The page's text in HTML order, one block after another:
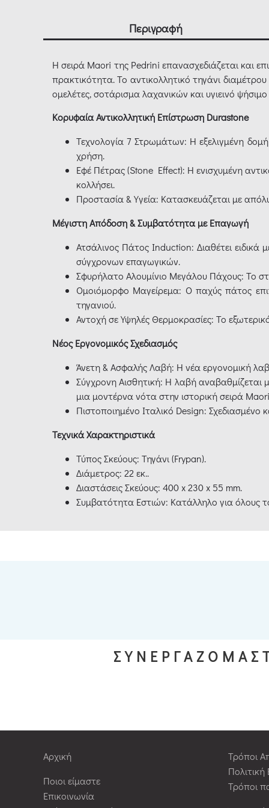
Περιγραφή
Η σειρά Maori της Pedrini επανασχεδιάζεται και
πρακτικότητα. Το αντικολλητικό τηγάνι
ομελέτες, σοτάρισμα λαχανικών και υγιεινό
Κορυφαία Αντικολλητική Επίστρωση Durastone
Τεχνολογία 7 Στρωμάτων: Η εξελιγμένη
χρήση.
Εφέ Πέτρας (Stone Effect): Η ενισχυμένη
κολλήσει.
Προστασία & Υγεία: Κατασκευάζεται με
Μέγιστη Απόδοση & Συμβατότητα με Επαγωγή
Ατσάλινος Πάτος Induction: Διαθέτει
σύγχρονων επαγωγικών.
Σφυρήλατο Αλουμίνιο Μεγάλου Πάχους: Το
Ομοιόμορφο Μαγείρεμα: Ο παχύς πάτος
τηγανιού.
Αντοχή σε Υψηλές Θερμοκρασίες: Το
Νέος Εργονομικός Σχεδιασμός
Άνετη & Ασφαλής Λαβή: Η νέα εργονομική
Σύγχρονη Αισθητική: Η λαβή
μια μοντέρνα νότα στην ιστορική σειρά
Πιστοποιημένο Ιταλικό Design:
Τεχνικά Χαρακτηριστικά
Τύπος Σκεύους: Τηγάνι (Frypan).
Διάμετρος: 22 εκ..
Διαστάσεις Σκεύους: 400 x 230 x 55 mm.
Συμβατότητα Εστιών: Κατάλληλο για όλους
Αρχική
Ποιοι είμαστε
Επικοινωνία
Τρόποι
Τρόποι